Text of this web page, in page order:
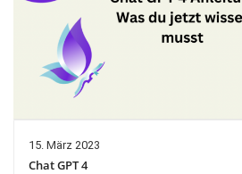
15. März 2023
Chat GPT 4